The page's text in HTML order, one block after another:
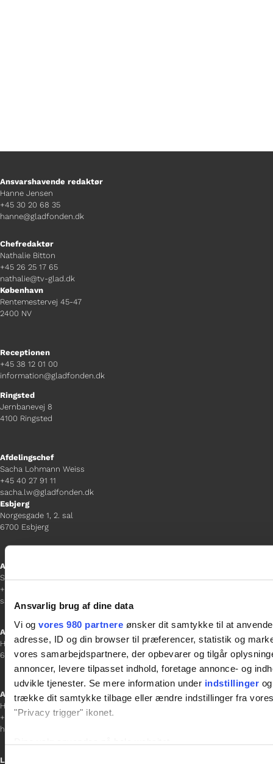
Ansvarlig brug af dine data
Vi og vores 980 partnere ønsker dit samtykke til at
adresse, ID og din browser til præferencer, statistik og
vores samarbejdspartnere, der opbevarer og tilgår
annoncer, levere tilpasset indhold, foretage annonce- og
udvikle tjenester. Se mere information under indstillinger
trække dit samtykke tilbage eller ændre indstillinger fra
"Privacy trigger" ikonet.
Samtykkevalg
Ansvarshavende redaktør
Hanne Jensen
+45 30 20 68 35
hanne@gladfonden.dk
Chefredaktør
Nathalie Bitton
+45 26 25 17 65
nathalie@tv-glad.dk
København
Rentemestervej 45-47
2400 NV
Receptionen
+45 38 12 01 00
information@gladfonden.dk
Ringsted
Jernbanevej 8
4100 Ringsted
Afdelingschef
Sacha Lohmann Weiss
+45 40 27 91 11
sacha.lw@gladfonden.dk
Esbjerg
Norgesgade 1, 2. sal
6700 Esbjerg
Afdelingschef
Sanne Hansen
+45 23 69 19 35
sanne.h@gladfonden.dk
Aabenraa
H P Hanssens Gade 23, 2.
6200 Aabenraa
Afdelingschef
Helene Teichert
+45 29 37 32 41
helene.t@gladfonden.dk
Links